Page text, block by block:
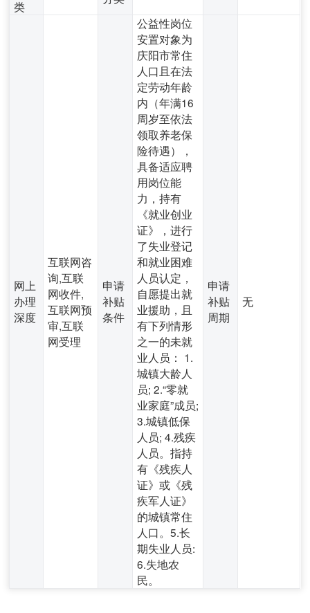
类
网上
办理
深度
互联网咨
询,互联
网收件,
互联网预
审,互联
网受理
申请
补贴
条件
公益性岗位
安置对象为
庆阳市常住
人口且在法
定劳动年龄
内（年满16
周岁至依法
领取养老保
险待遇），
具备适应聘
用岗位能
力，持有
《就业创业
证》，进行
了失业登记
和就业困难
人员认定，
自愿提出就
业援助，且
有下列情形
之一的未就
业人员： 1.
城镇大龄人
员; 2.“零就
业家庭”成员;
3.城镇低保
人员; 4.残疾
人员。指持
有《残疾人
证》或《残
疾军人证》
的城镇常住
人口。5.长
期失业人员:
6.失地农
民。
申请
补贴
周期
无